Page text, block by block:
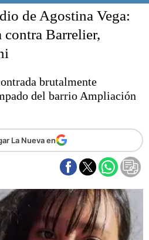
El mundo
Seguridad
Escenario Olímpico
Liga del Sur
Básquetbol
Aplausos
Cines
Economía y finanzas
Con el campo
Espacio empresas
Sociedad
Tecnología
de Agostina Vega:
contra Barrelier,
brutalmente
del barrio Ampliación
La Nueva en